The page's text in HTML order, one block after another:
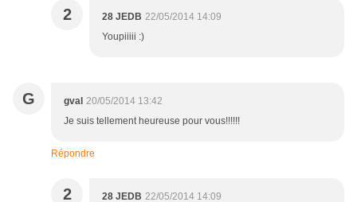
2 28 JEDB 22/05/2014 14:09
Youpiiiii :)
G gval 20/05/2014 13:42
Je suis tellement heureuse pour vous!!!!!!
Répondre
2 28 JEDB 22/05/2014 14:09